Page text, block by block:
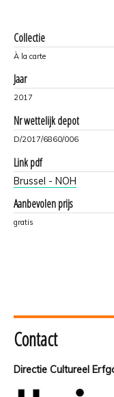
Collectie
À la carte
Jaar
2017
Nr wettelijk depot
D/2017/6860/006
Link pdf
Brussel - NOH
Aanbevolen prijs
gratis
Contact
Directie Cultureel